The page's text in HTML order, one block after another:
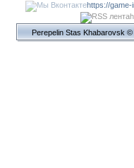
https://game-
Perepelin Stas Khabarovsk ©